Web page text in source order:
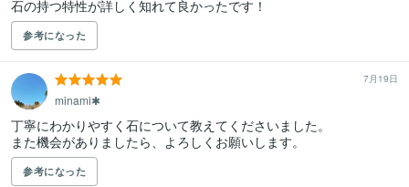
参考になった
7月19日
minami✱
丁寧にわかりやすく石について教えてくださいました。
また機会がありましたら、よろしくお願いします。
参考になった